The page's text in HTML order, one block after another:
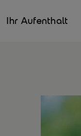
Ihr Aufenthalt